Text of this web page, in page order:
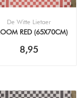
De Witte Lietaer
RED (65X70CM)
8,95